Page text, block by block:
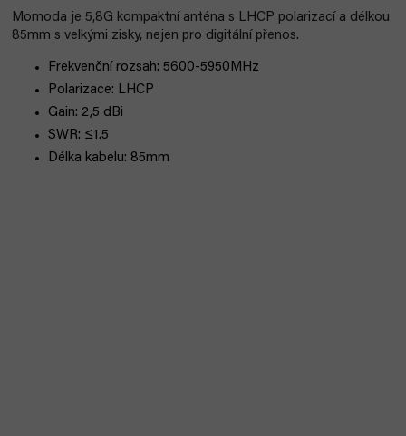
Momoda je 5,8G kompaktní anténa s LHCP polarizací a délkou
85mm s velkými zisky, nejen pro digitální přenos.
Frekvenční rozsah: 5600-5950MHz
Polarizace: LHCP
Gain: 2,5 dBi
SWR: ≤1.5
Délka kabelu: 85mm